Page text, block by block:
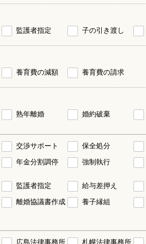
監護者指定 子の引き渡し
養育費の減額 養育費の請求
熟年離婚 婚約破棄
交渉サポート 保全処分
年金分割調停 強制執行
監護者指定 給与差押え
離婚協議書作成 養子縁組
広島法律事務所 札幌法律事務所